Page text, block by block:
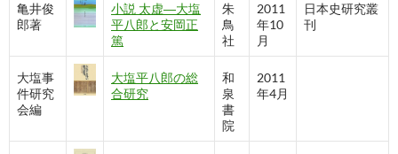
亀井俊
郎著
小説 太虚―大塩
平八郎と安岡正
篤
朱
鳥
社
2011
年10
月
日本史研究叢
刊
大塩事
件研究
会編
大塩平八郎の総
合研究
和
泉
書
院
2011
年4月